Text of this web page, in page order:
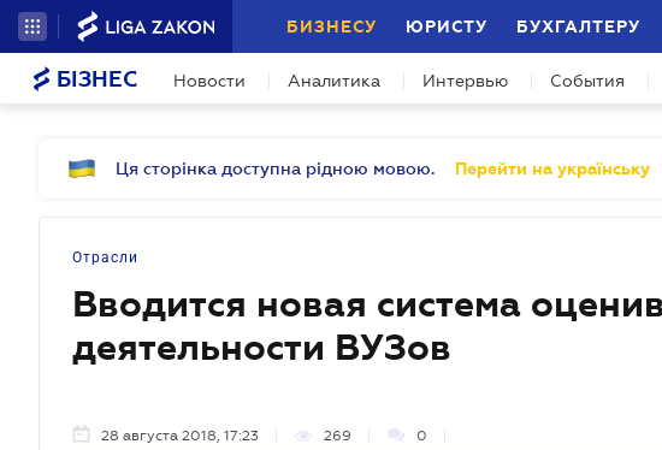
БИЗНЕСУ ЮРИСТУ БУХГАЛТЕРУ
БІЗНЕС Новости Аналитика Интервью События
Ця сторінка доступна рідною мовою. Перейти на українську
Отрасли
Вводится новая система
деятельности ВУЗов
28 августа 2018, 17:23 269 0